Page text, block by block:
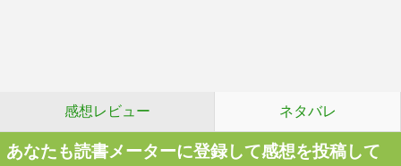
感想レビュー ネタバレ
あなたも読書メーターに登録して感想を投稿して